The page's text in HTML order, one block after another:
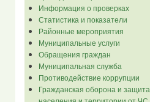
Информация о проверках
Статистика и показатели
Районные мероприятия
Муниципальные услуги
Обращения граждан
Муниципальная служба
Противодействие коррупции
Гражданская оборона и защита